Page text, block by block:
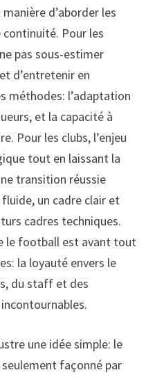
d’aborder les
Pour les
pas sous-estimer
d’entretenir en
méthodes: l’adaptation
et la capacité à
Pour les clubs, l’enjeu
tout en laissant la
transition réussie
un cadre clair et
cadres techniques.
le football est avant tout
la loyauté envers le
du staff et des
une idée simple: le
seulement façonné par